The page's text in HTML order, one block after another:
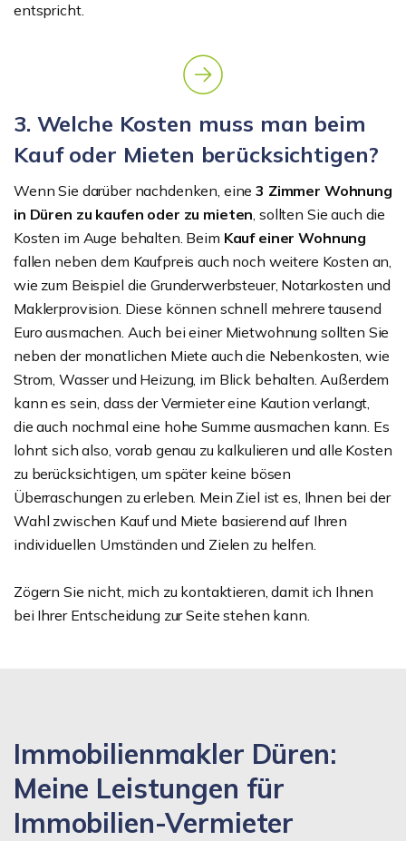
entspricht.
3. Welche Kosten muss man beim
Kauf oder Mieten berücksichtigen?
Wenn Sie darüber nachdenken, eine3 Zimmer Wohnung
in Düren zu kaufen oder zu mieten, sollten Sie auch die
Kosten im Auge behalten. Beim Kauf einer Wohnung
fallen neben dem Kaufpreis auch noch weitere Kosten an,
wie zum Beispiel die Grunderwerbsteuer, Notarkosten und
Maklerprovision. Diese können schnell mehrere tausend
Euro ausmachen. Auch bei einer Mietwohnung sollten Sie
neben der monatlichen Miete auch die Nebenkosten, wie
Strom, Wasser und Heizung, im Blick behalten. Außerdem
kann es sein, dass der Vermieter eine Kaution verlangt,
die auch nochmal eine hohe Summe ausmachen kann. Es
lohnt sich also, vorab genau zu kalkulieren und alle Kosten
zu berücksichtigen, um später keine bösen
Überraschungen zu erleben. Mein Ziel ist es, Ihnen bei der
Wahl zwischen Kauf und Miete basierend auf Ihren
individuellen Umständen und Zielen zu helfen.
Zögern Sie nicht, mich zu kontaktieren, damit ich Ihnen
bei Ihrer Entscheidung zur Seite stehen kann.
Immobilienmakler Düren:
Meine Leistungen für
Immobilien-Vermieter